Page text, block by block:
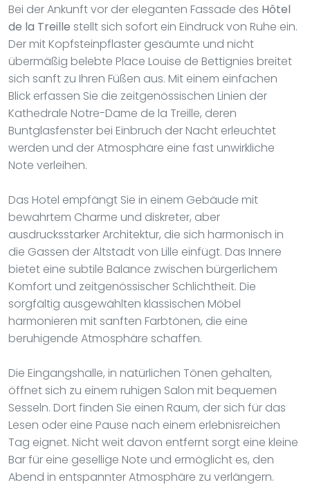
Bei der Ankunft vor der eleganten Fassade des Hôtel
de la Treille stellt sich sofort ein Eindruck von Ruhe ein.
Der mit Kopfsteinpflaster gesäumte und nicht
übermäßig belebte Place Louise de Bettignies breitet
sich sanft zu Ihren Füßen aus. Mit einem einfachen
Blick erfassen Sie die zeitgenössischen Linien der
Kathedrale Notre-Dame de la Treille, deren
Buntglasfenster bei Einbruch der Nacht erleuchtet
werden und der Atmosphäre eine fast unwirkliche
Note verleihen.
Das Hotel empfängt Sie in einem Gebäude mit
bewahrtem Charme und diskreter, aber
ausdrucksstarker Architektur, die sich harmonisch in
die Gassen der Altstadt von Lille einfügt. Das Innere
bietet eine subtile Balance zwischen bürgerlichem
Komfort und zeitgenössischer Schlichtheit. Die
sorgfältig ausgewählten klassischen Möbel
harmonieren mit sanften Farbtönen, die eine
beruhigende Atmosphäre schaffen.
Die Eingangshalle, in natürlichen Tönen gehalten,
öffnet sich zu einem ruhigen Salon mit bequemen
Sesseln. Dort finden Sie einen Raum, der sich für das
Lesen oder eine Pause nach einem erlebnisreichen
Tag eignet. Nicht weit davon entfernt sorgt eine kleine
Bar für eine gesellige Note und ermöglicht es, den
Abend in entspannter Atmosphäre zu verlängern.